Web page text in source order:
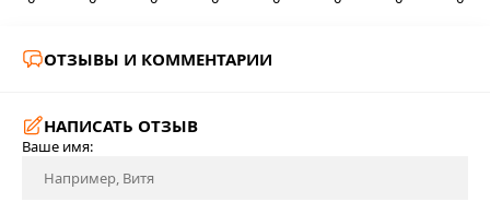
ОТЗЫВЫ И КОММЕНТАРИИ
НАПИСАТЬ ОТЗЫВ
Ваше имя: